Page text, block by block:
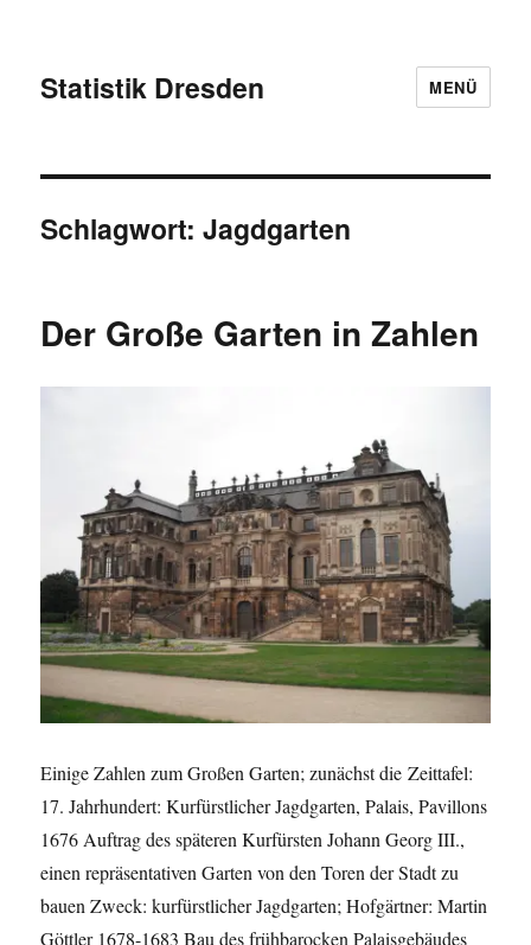
Statistik Dresden MENÜ
Schlagwort:Jagdgarten
Der Große Garten in Zahlen
Einige Zahlen zum Großen Garten; zunächst die Zeittafel:
17. Jahrhundert: Kurfürstlicher Jagdgarten, Palais, Pavillons
1676 Auftrag des späteren Kurfürsten Johann Georg III.,
einen repräsentativen Garten von den Toren der Stadt zu
bauen Zweck: kurfürstlicher Jagdgarten; Hofgärtner: Martin
Göttler 1678-1683 Bau des frühbarocken Palaisgebäudes